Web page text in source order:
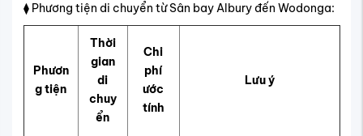
⧫ Phương tiện di chuyển từ Sân bay Albury đến Wodonga:
Phươn
g tiện
Thời
gian
di
chuy
ển
Chi
phí
ước
tính
Lưu ý